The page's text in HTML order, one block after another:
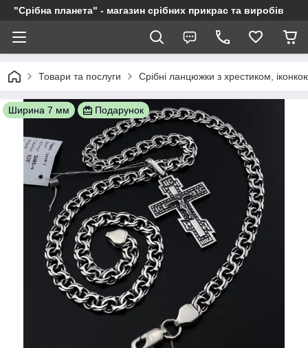
"Срібна планета" - магазин срібних прикрас та виробів
Товари та послуги Срібні ланцюжки з хрестиком,
Ширина 7 мм Подарунок